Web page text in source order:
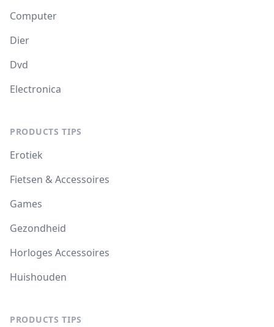
Computer
Dier
Dvd
Electronica
PRODUCTS TIPS
Erotiek
Fietsen & Accessoires
Games
Gezondheid
Horloges Accessoires
Huishouden
PRODUCTS TIPS